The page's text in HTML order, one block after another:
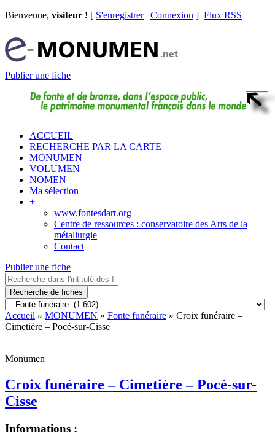
Bienvenue, visiteur ! [ S'enregistrer| Connexion ] Flux RSS
Publier une fiche
ACCUEIL
RECHERCHE PAR LA CARTE
MONUMEN
VOLUMEN
NOMEN
Ma sélection
+
www.fontesdart.org
Centre de ressources : conservatoire des Arts de la
métallurgie
Contact
Publier une fiche
Recherche de fiches
Accueil » MONUMEN » Fonte funéraire » Croix funéraire –
Cimetière – Pocé-sur-Cisse
Monumen
Croix funéraire – Cimetière – Pocé-sur-
Cisse
Informations :